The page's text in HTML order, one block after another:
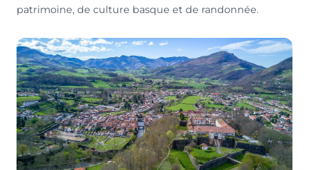
patrimoine, de culture basque et de randonnée.